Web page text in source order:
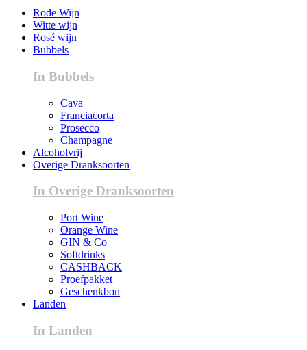
Rode Wijn
Witte wijn
Rosé wijn
Bubbels
In Bubbels
Cava
Franciacorta
Prosecco
Champagne
Alcoholvrij
Overige Dranksoorten
In Overige Dranksoorten
Port Wine
Orange Wine
GIN & Co
Softdrinks
CASHBACK
Proefpakket
Geschenkbon
Landen
In Landen